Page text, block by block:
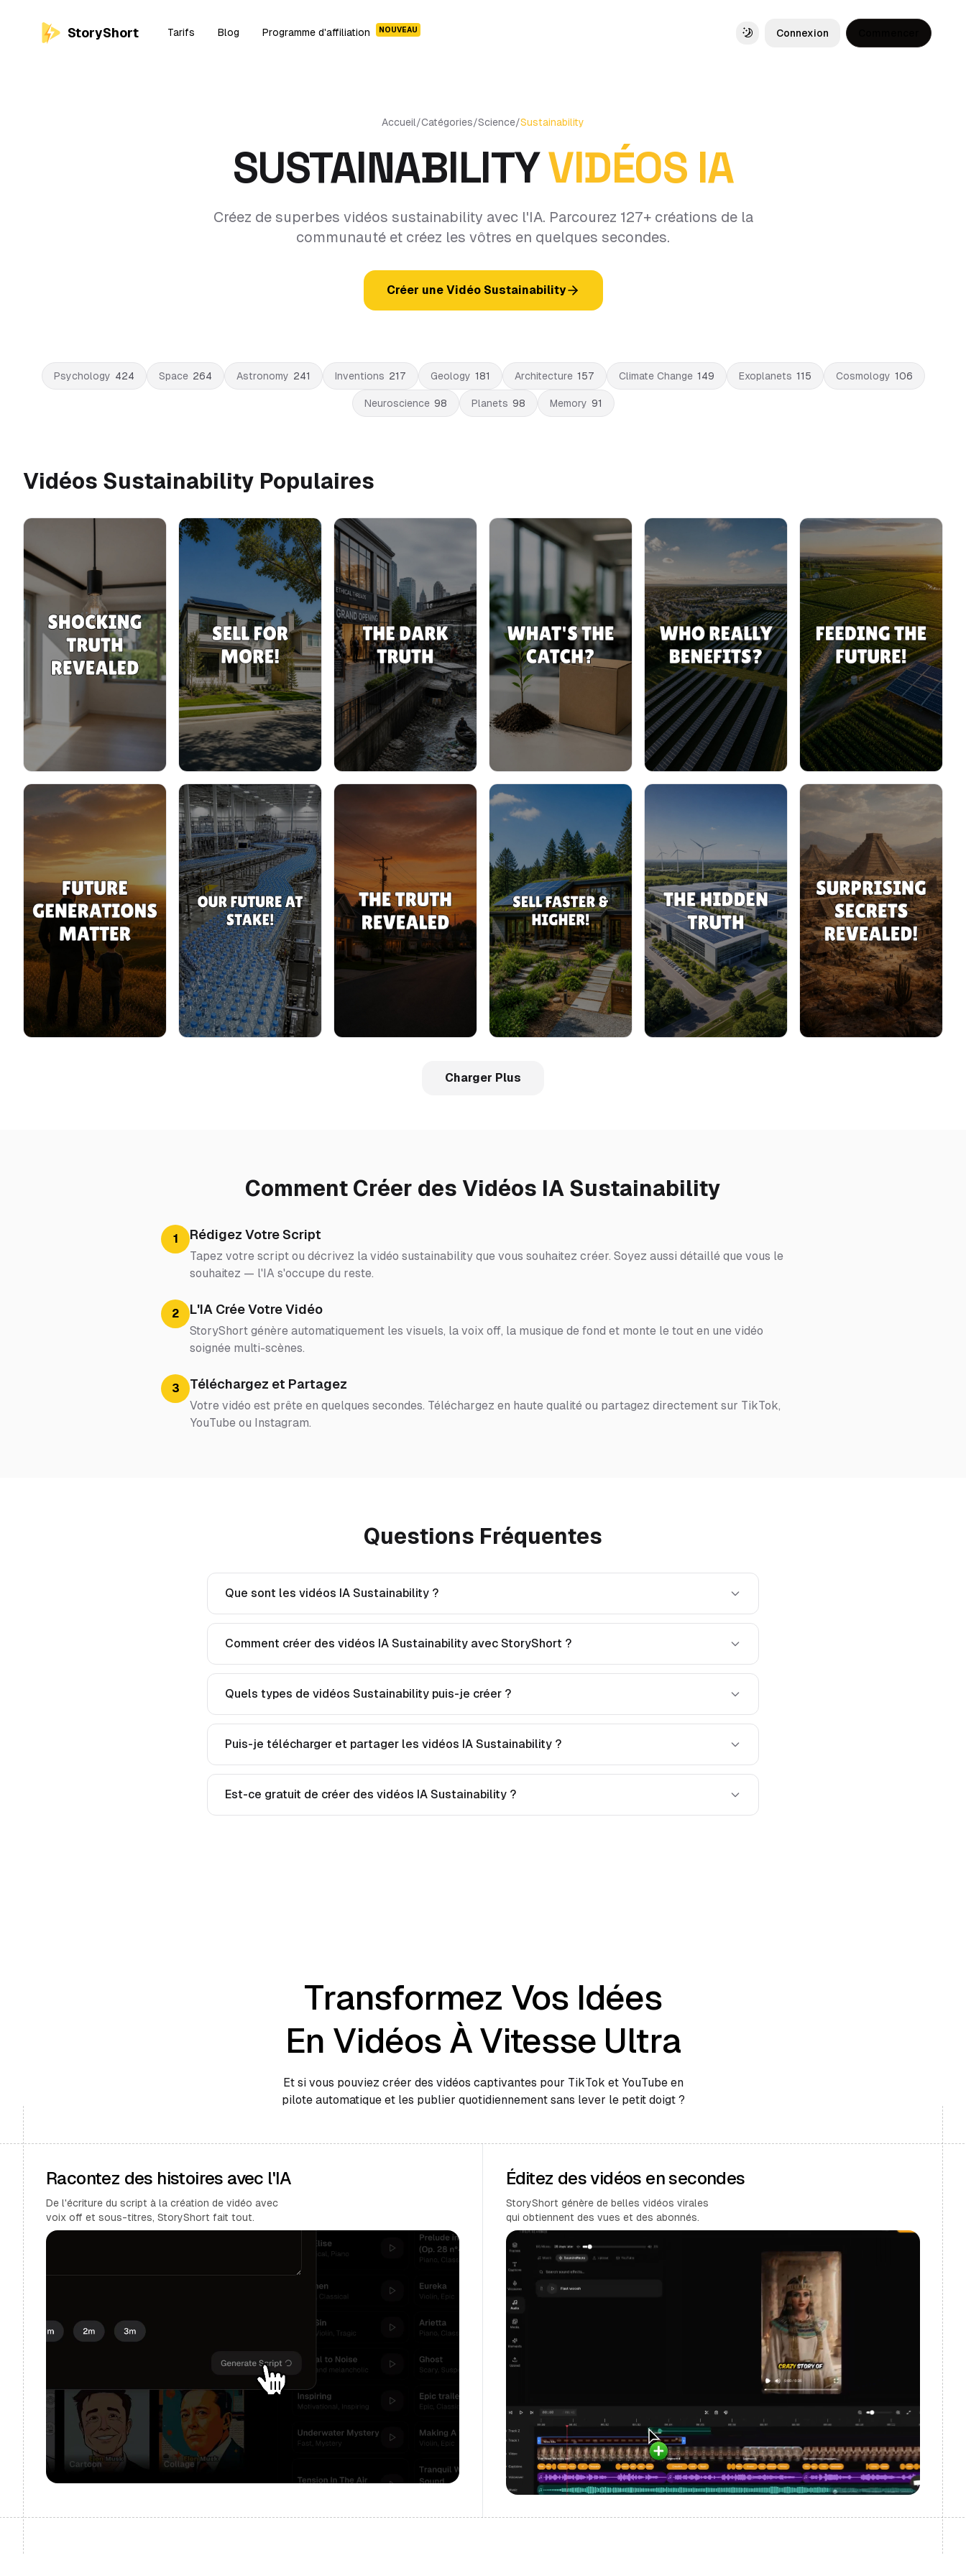
StoryShort Tarifs Blog Programme d'affiliation NOUVEAU
Toggle theme
Connexion
Accueil/Catégories/Science/Sustainability
SUSTAINABILITYVIDÉOS IA
Créez de superbes vidéos sustainability avec l'IA. Parcourez 127+ créations de la
communauté et créez les vôtres en quelques secondes.
Créer une Vidéo Sustainability
Psychology 424 Space 264 Astronomy 241 Inventions 217 Geology 181 Architecture 157 Climate Change 149 Exoplanets 115 Cosmology 106
Neuroscience 98 Planets 98 Memory 91
Vidéos Sustainability Populaires
Charger Plus
Comment Créer des Vidéos IA Sustainability
1 Rédigez Votre Script
Tapez votre script ou décrivez la vidéo sustainability que vous souhaitez créer. Soyez aussi détaillé que vous le
souhaitez — l'IA s'occupe du reste.
2 L'IA Crée Votre Vidéo
StoryShort génère automatiquement les visuels, la voix off, la musique de fond et monte le tout en une vidéo
soignée multi-scènes.
3 Téléchargez et Partagez
Votre vidéo est prête en quelques secondes. Téléchargez en haute qualité ou partagez directement sur TikTok,
YouTube ou Instagram.
Questions Fréquentes
Que sont les vidéos IA Sustainability ?
Comment créer des vidéos IA Sustainability avec StoryShort ?
Quels types de vidéos Sustainability puis-je créer ?
Puis-je télécharger et partager les vidéos IA Sustainability ?
Est-ce gratuit de créer des vidéos IA Sustainability ?
Transformez Vos Idées
En Vidéos À Vitesse Ultra
Et si vous pouviez créer des vidéos captivantes pour TikTok et YouTube en
pilote automatique et les publier quotidiennement sans lever le petit doigt ?
Racontez des histoires avec l'IA
De l'écriture du script à la création de vidéo avec
voix off et sous-titres, StoryShort fait tout.
Éditez des vidéos en secondes
StoryShort génère de belles vidéos virales
qui obtiennent des vues et des abonnés.